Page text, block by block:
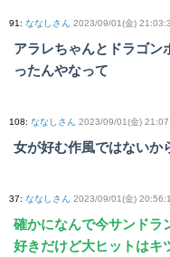
91: ななしさん 2023/09/01(金)
アラレちゃんとドラゴン
ったんやなって
108: ななしさん 2023/09/01(金)
女が好む作風ではないか
37: ななしさん 2023/09/01(金)
確かになんで今サンドラ
好きだけど大ヒットはキ